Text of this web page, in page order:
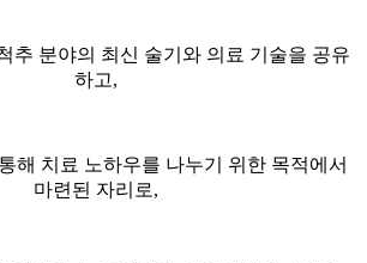
추 분야의 최신 술기와 의료 기술을 공유
하고,
해 치료 노하우를 나누기 위한 목적에서
마련된 자리로,